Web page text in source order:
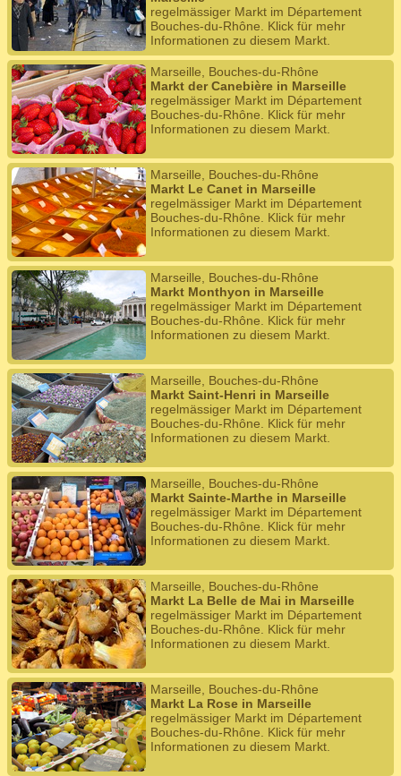
regelmässiger Markt im Département
Bouches-du-Rhône. Klick für mehr
Informationen zu diesem Markt.
Marseille, Bouches-du-Rhône
Markt der Canebière in Marseille
regelmässiger Markt im Département
Bouches-du-Rhône. Klick für mehr
Informationen zu diesem Markt.
Marseille, Bouches-du-Rhône
Markt Le Canet in Marseille
regelmässiger Markt im Département
Bouches-du-Rhône. Klick für mehr
Informationen zu diesem Markt.
Marseille, Bouches-du-Rhône
Markt Monthyon in Marseille
regelmässiger Markt im Département
Bouches-du-Rhône. Klick für mehr
Informationen zu diesem Markt.
Marseille, Bouches-du-Rhône
Markt Saint-Henri in Marseille
regelmässiger Markt im Département
Bouches-du-Rhône. Klick für mehr
Informationen zu diesem Markt.
Marseille, Bouches-du-Rhône
Markt Sainte-Marthe in Marseille
regelmässiger Markt im Département
Bouches-du-Rhône. Klick für mehr
Informationen zu diesem Markt.
Marseille, Bouches-du-Rhône
Markt La Belle de Mai in Marseille
regelmässiger Markt im Département
Bouches-du-Rhône. Klick für mehr
Informationen zu diesem Markt.
Marseille, Bouches-du-Rhône
Markt La Rose in Marseille
regelmässiger Markt im Département
Bouches-du-Rhône. Klick für mehr
Informationen zu diesem Markt.